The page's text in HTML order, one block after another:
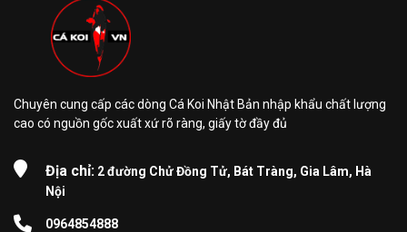
Chuyên cung cấp các dòng Cá Koi Nhật Bản nhập khẩu chất lượng
cao có nguồn gốc xuất xứ rõ ràng, giấy tờ đầy đủ
Địa chỉ: 2 đường Chử Đồng Tử, Bát Tràng, Gia Lâm, Hà
Nội
0964854888